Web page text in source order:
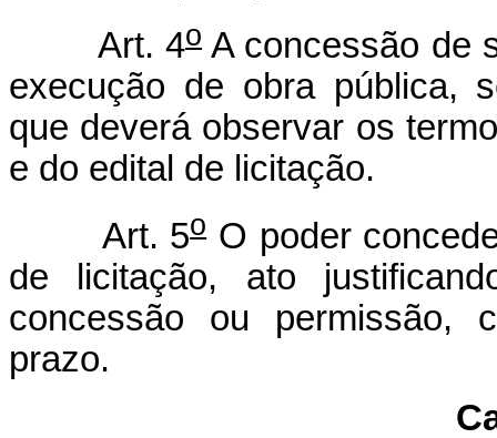
Art. 4o A concessão de
execução de obra pública,
que deverá observar os
e do edital de licitação.
Art. 5oO poder
de licitação, ato
concessão ou permissão,
prazo.